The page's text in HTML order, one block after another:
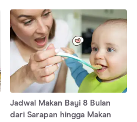
Jadwal Makan Bayi 8 Bulan
dari Sarapan hingga Makan